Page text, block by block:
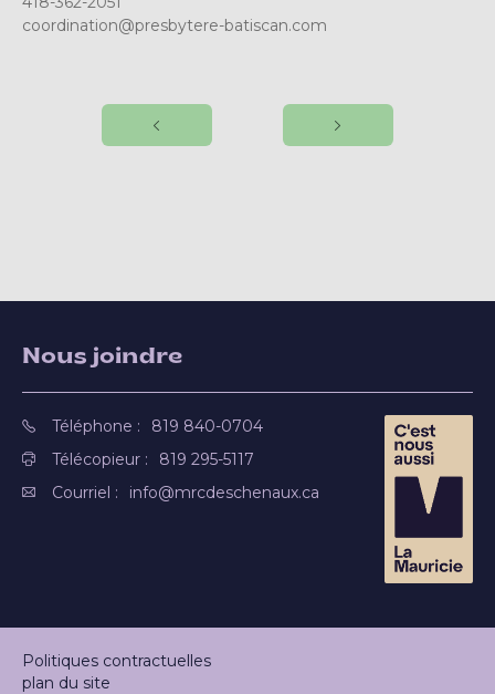
coordination@presbytere-batiscan.com
Nous joindre
Téléphone :
819 840-0704
Télécopieur :
819 295-5117
Courriel :
info@mrcdeschenaux.ca
Politiques contractuelles
plan du site